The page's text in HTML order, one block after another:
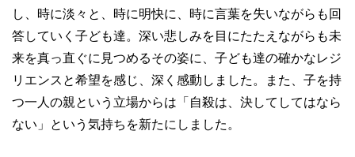
し、時に淡々と、時に明快に、時に言葉を失いながらも回
答していく子ども達。深い悲しみを目にたたえながらも未
来を真っ直ぐに見つめるその姿に、子ども達の確かなレジ
リエンスと希望を感じ、深く感動しました。また、子を持
つ一人の親という立場からは「自殺は、決してしてはなら
ない」という気持ちを新たにしました。